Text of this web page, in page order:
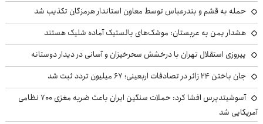
حمله به قشم و بندرعباس توسط معاون استاندار هرمزگان تکذیب شد
هشدار یمن به عربستان: موشک‌های بالستیک آماده شلیک هستند
پیروزی استقلال تهران با درخشش سحرخیزان و آسانی در دیدار دوستانه
جان باختن ۲۴ زائر در تصادفات اربعینی؛ ۶۷ میلیون تردد ثبت شد
آسوشیتدپرس افشا کرد: حملات سنگین ایران باعث ضربه مغزی ۷۰۰ نظامی
آمریکایی شد